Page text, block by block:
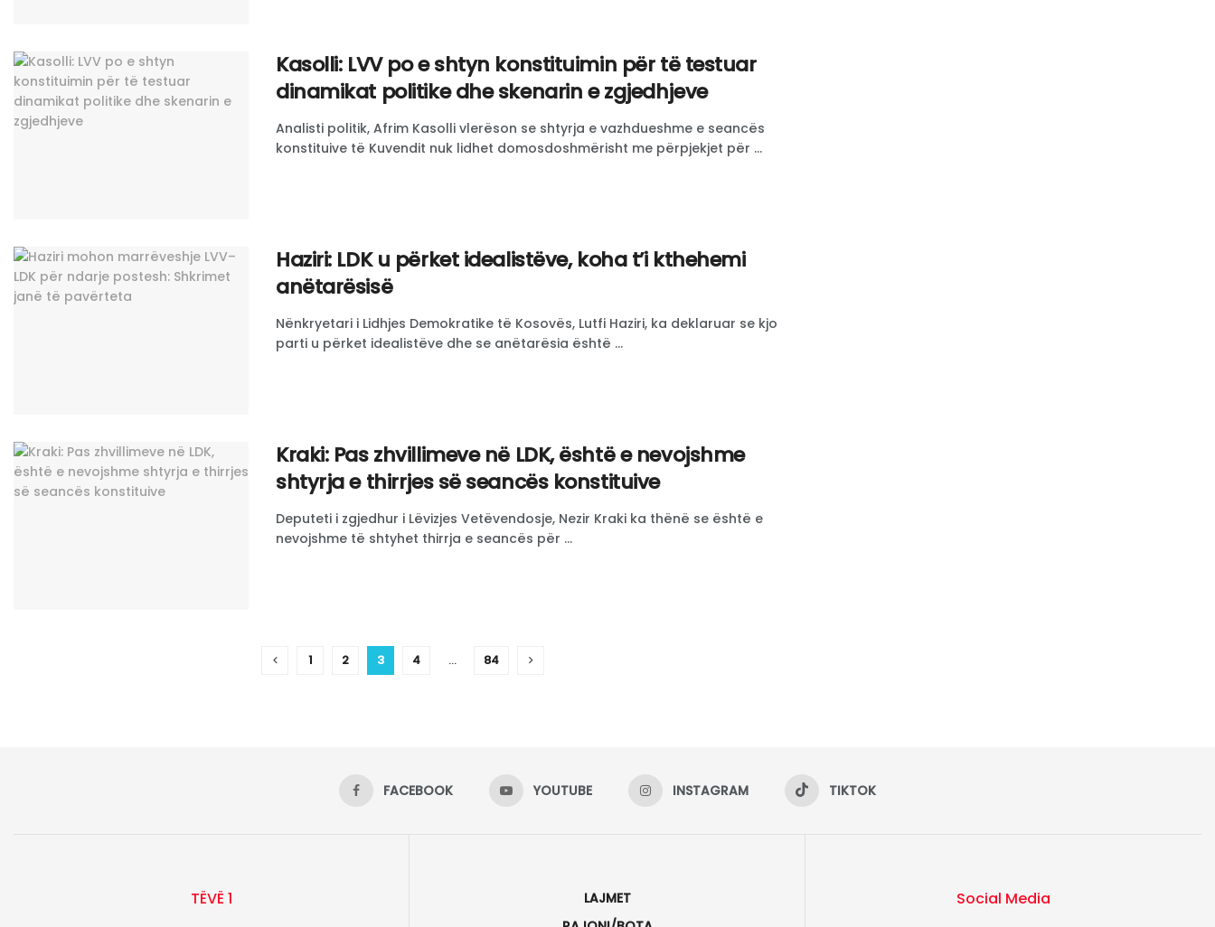
Kasolli: LVV po e shtyn konstituimin për të testuar
dinamikat politike dhe skenarin e zgjedhjeve
Analisti politik, Afrim Kasolli vlerëson se shtyrja e vazhdueshme e seancës
konstituive të Kuvendit nuk lidhet domosdoshmërisht me përpjekjet për ...
Haziri: LDK u përket idealistëve, koha t’i kthehemi
anëtarësisë
Nënkryetari i Lidhjes Demokratike të Kosovës, Lutfi Haziri, ka deklaruar se kjo
parti u përket idealistëve dhe se anëtarësia është ...
Kraki: Pas zhvillimeve në LDK, është e nevojshme
shtyrja e thirrjes së seancës konstituive
Deputeti i zgjedhur i Lëvizjes Vetëvendosje, Nezir Kraki ka thënë se është e
nevojshme të shtyhet thirrja e seancës për ...
1 2 3 4 … 84
FACEBOOK YOUTUBE INSTAGRAM TIKTOK
TËVË 1
LAJMET
Social Media